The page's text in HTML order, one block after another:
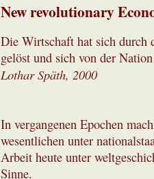
New revolutionary
Die Wirtschaft hat sich durch
gelöst und sich von der
Lothar Späth, 2000
In vergangenen Epochen
wesentlichen unter
Arbeit heute unter
Sinne.